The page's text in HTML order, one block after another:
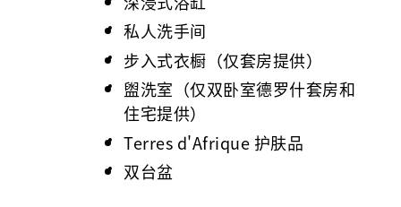
私人洗手间
步入式衣橱（仅套房提供）
盥洗室（仅双卧室德罗什套房和
住宅提供）
Terres d'Afrique 护肤品
双台盆